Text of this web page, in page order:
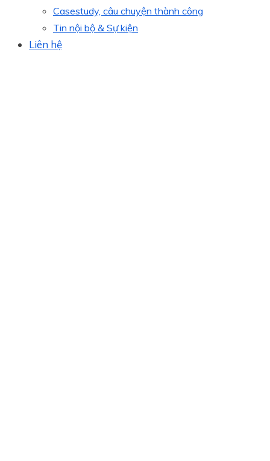
Casestudy, câu chuyện thành công
Tin nội bộ & Sự kiện
Liên hệ